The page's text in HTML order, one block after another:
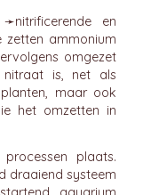
➛nitrificerendeen
zetten ammonium
omgezet
is, net als
maar ook
het omzetten in
plaats.
draaiend systeem